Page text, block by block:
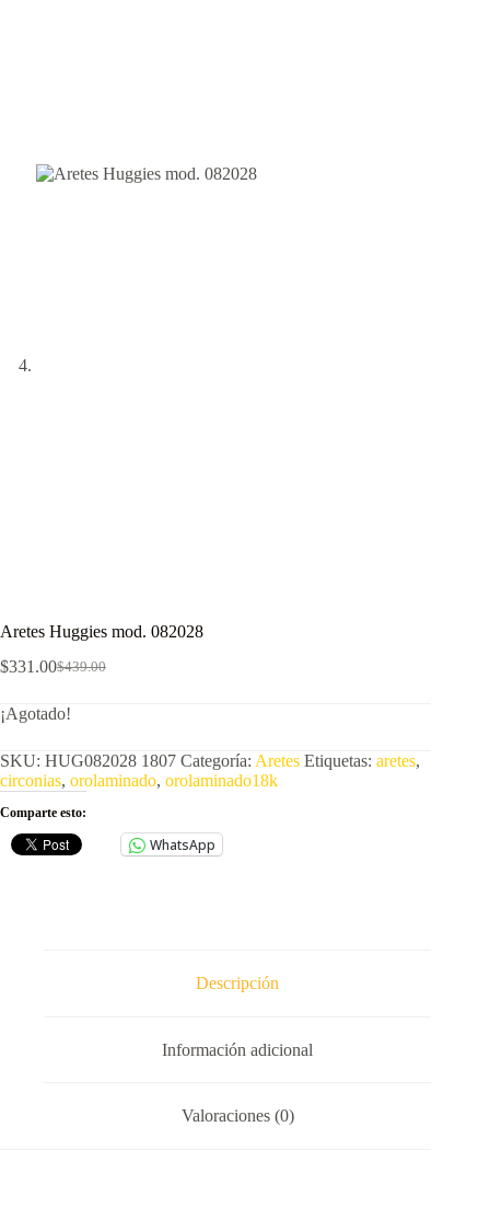
Aretes Huggies mod. 082028
$439.00
El
original
$439.00.
$331.00El
actual
$331.00.
¡Agotado!
SKU: HUG082028 1807 Categoría: Aretes Etiquetas: aretes,
circonias, orolaminado, orolaminado18k
Comparte esto:
WhatsApp
Descripción
Información adicional
Valoraciones (0)